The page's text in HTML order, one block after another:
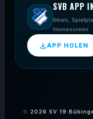
SVB APP
News,
Homescreen
APP HOLEN
© 2026 SV 19